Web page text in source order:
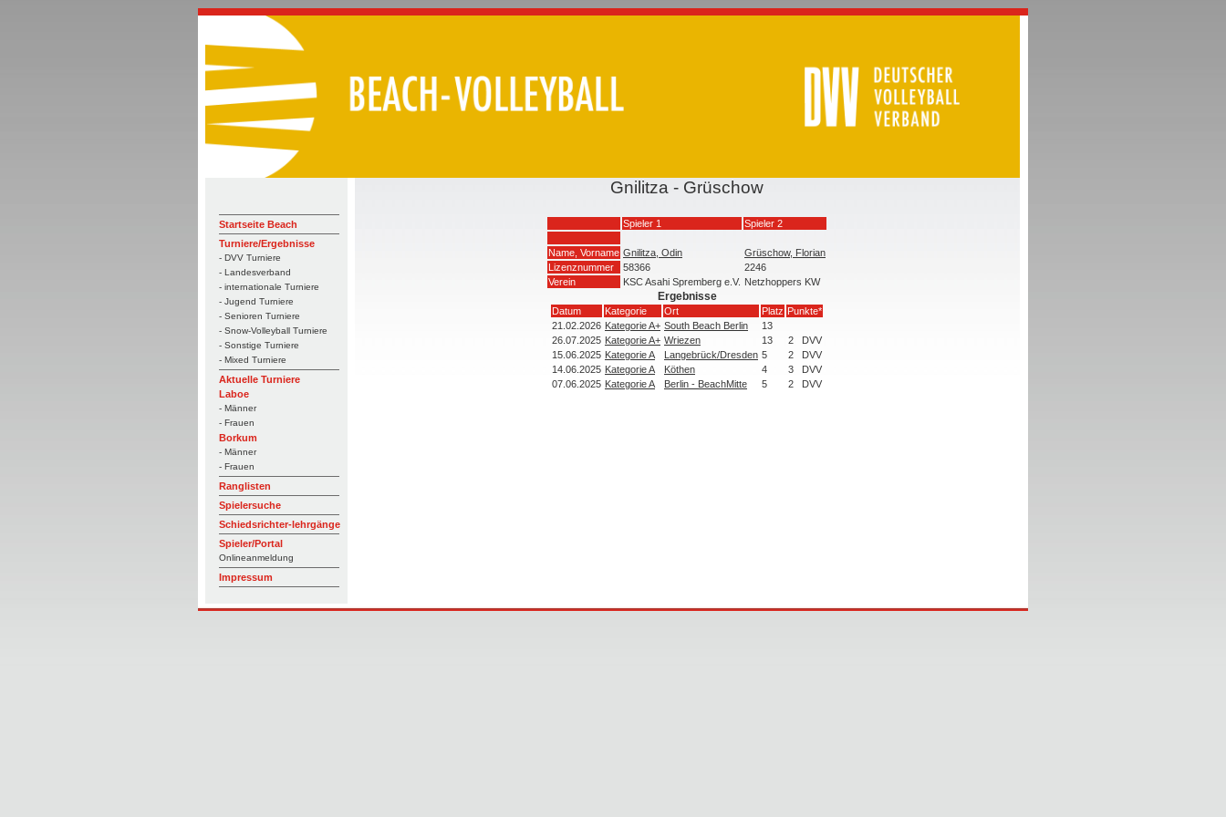
Startseite Beach
Turniere/Ergebnisse
- DVV Turniere
- Landesverband
- internationale Turniere
- Jugend Turniere
- Senioren Turniere
- Snow-Volleyball Turniere
- Sonstige Turniere
- Mixed Turniere
Aktuelle Turniere
Laboe
- Männer
- Frauen
Borkum
- Männer
- Frauen
Ranglisten
Spielersuche
Schiedsrichter-lehrgänge
Spieler/Portal
Onlineanmeldung
Impressum
Gnilitza - Grüschow
Spieler 1 Spieler 2
Name, Vorname Gnilitza, Odin
Grüschow, Florian
Lizenznummer
58366
2246
Verein
KSC Asahi Spremberg e.V. Netzhoppers KW
Ergebnisse
Datum Kategorie Ort Platz Punkte*
21.02.2026 Kategorie A+ South Beach Berlin
13
26.07.2025 Kategorie A+ Wriezen 13 2
DVV
15.06.2025 Kategorie A Langebrück/Dresden 5 2
DVV
14.06.2025 Kategorie A Köthen 4 3
DVV
07.06.2025 Kategorie A Berlin - BeachMitte 5 2 DVV